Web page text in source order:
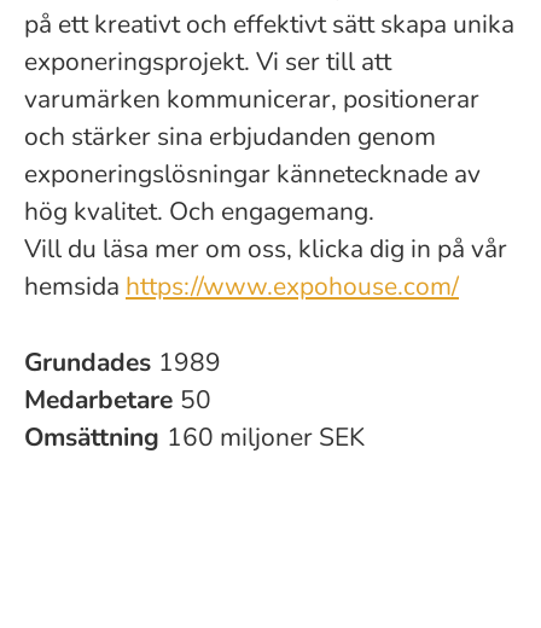
på ett kreativt och effektivt sätt skapa unika
exponeringsprojekt. Vi ser till att
varumärken kommunicerar, positionerar
och stärker sina erbjudanden genom
exponeringslösningar kännetecknade av
hög kvalitet. Och engagemang.
Vill du läsa mer om oss, klicka dig in på vår
hemsida https://www.expohouse.com/
Grundades 1989
Medarbetare 50
Omsättning 160 miljoner SEK